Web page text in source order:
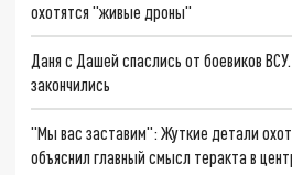
охотятся "живые дроны"
Даня с Дашей спаслись от боевиков
закончились
"Мы вас заставим": Жуткие детали
объяснил главный смысл теракта в